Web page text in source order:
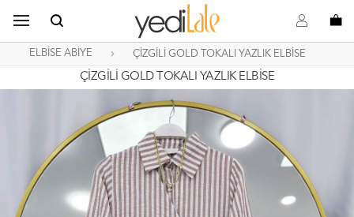
s o B
ELBİSE ABİYE ÇİZGİLİ GOLD TOKALI YAZLIK ELBİSE
ÇİZGİLİ GOLD TOKALI YAZLIK ELBİSE